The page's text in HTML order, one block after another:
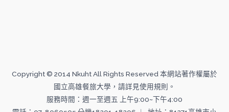
Copyright © 2014 Nkuht All Rights Reserved 本網站著作權屬於
國立高雄餐旅大學，請詳見使用規則。
服務時間：週一至週五 上午9:00~下午4:00